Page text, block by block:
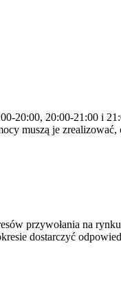
20:00, 20:00-21:00 i
muszą je
przywołania na
dostarczyć